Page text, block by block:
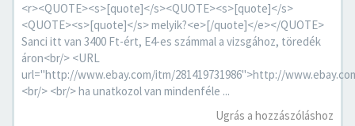
<r><QUOTE><s>[quote]</s><QUOTE><s>[quote]</s>
<QUOTE><s>[quote]</s> melyik?<e>[/quote]</e></QUOTE>
Sanci itt van 3400 Ft-ért, E4-es számmal a vizsgához, töredék
áron<br/> <URL
url="http://www.ebay.com/itm/281419731986">http://
<br/> <br/> ha unatkozol van mindenféle ...
Ugrás a hozzászóláshoz